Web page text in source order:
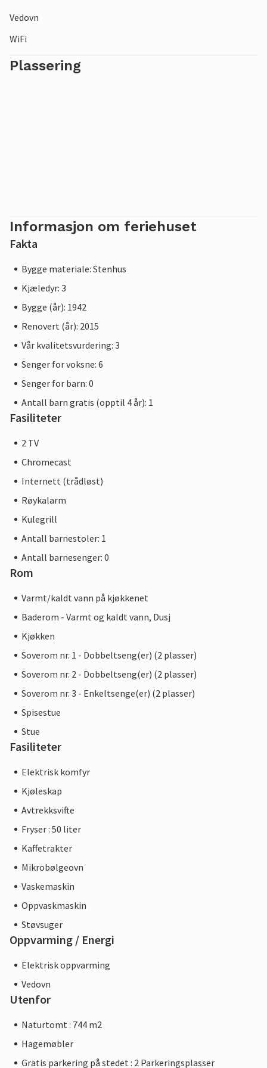
Vedovn
WiFi
Plassering
Informasjon om feriehuset
Fakta
Bygge materiale: Stenhus
Kjæledyr: 3
Bygge (år): 1942
Renovert (år): 2015
Vår kvalitetsvurdering: 3
Senger for voksne: 6
Senger for barn: 0
Antall barn gratis (opptil 4 år): 1
Fasiliteter
2 TV
Chromecast
Internett (trådløst)
Røykalarm
Kulegrill
Antall barnestoler: 1
Antall barnesenger: 0
Rom
Varmt/kaldt vann på kjøkkenet
Baderom - Varmt og kaldt vann, Dusj
Kjøkken
Soverom nr. 1 - Dobbeltseng(er) (2 plasser)
Soverom nr. 2 - Dobbeltseng(er) (2 plasser)
Soverom nr. 3 - Enkeltsenge(er) (2 plasser)
Spisestue
Stue
Fasiliteter
Elektrisk komfyr
Kjøleskap
Avtrekksvifte
Fryser : 50 liter
Kaffetrakter
Mikrobølgeovn
Vaskemaskin
Oppvaskmaskin
Støvsuger
Oppvarming / Energi
Elektrisk oppvarming
Vedovn
Utenfor
Naturtomt : 744 m2
Hagemøbler
Gratis parkering på stedet : 2 Parkeringsplasser